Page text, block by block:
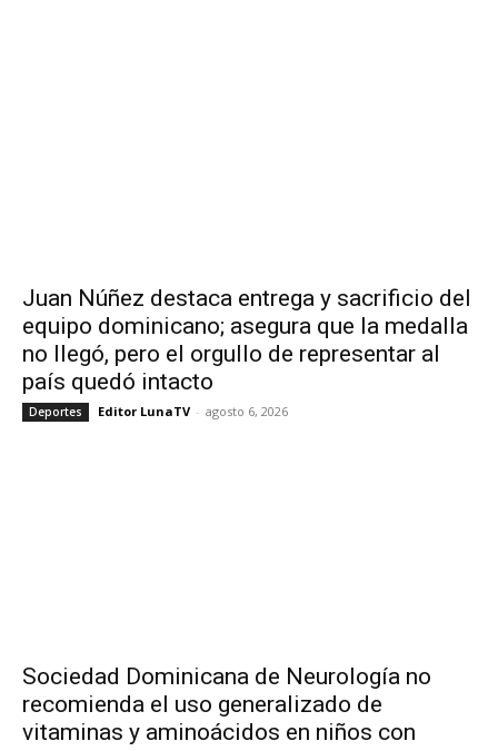
Juan Núñez destaca entrega y sacrificio del
equipo dominicano; asegura que la medalla
no llegó, pero el orgullo de representar al
país quedó intacto
Deportes Editor LunaTV - agosto 6, 2026
Sociedad Dominicana de Neurología no
recomienda el uso generalizado de
vitaminas y aminoácidos en niños con